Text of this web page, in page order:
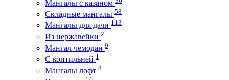
Мангалы с казаном
Складные мангалы 58
Мангалы для дачи 113
Из нержавейки 2
Мангал чемодан 9
С коптильней 1
Мангалы лофт 8